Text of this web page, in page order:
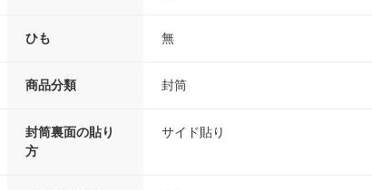
ひも 無
商品分類 封筒
封筒裏面の貼り
方
サイド貼り